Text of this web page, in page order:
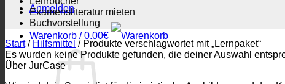
Anmelden
Warenkorb /0.00€
Examensliteratur mieten
Buchvorstellung
Start / Hilfsmittel /Produkte verschlagwortet mit „Lernpaket“
Es wurden keine Produkte gefunden, die deiner Auswahl
Über JurCase